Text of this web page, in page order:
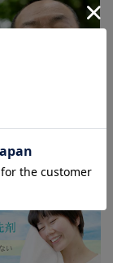
¥1,200（税抜）